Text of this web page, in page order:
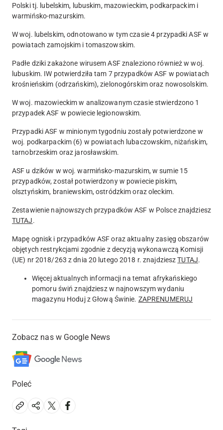
Polski tj. lubelskim, lubuskim, mazowieckim, podkarpackim i
warmińsko-mazurskim.
W woj. lubelskim, odnotowano w tym czasie 4 przypadki ASF w
powiatach zamojskim i tomaszowskim.
Padłe dziki zakażone wirusem ASF znaleziono również w woj.
lubuskim. IW potwierdziła tam 7 przypadków ASF w powiatach
krośnieńskim (odrzańskim), zielonogórskim oraz nowosolskim.
W woj. mazowieckim w analizowanym czasie stwierdzono 1
przypadek ASF w powiecie legionowskim.
Przypadki ASF w minionym tygodniu zostały potwierdzone w
woj. podkarpackim (6) w powiatach lubaczowskim, niżańskim,
tarnobrzeskim oraz jarosławskim.
ASF u dzików w woj. warmińsko-mazurskim, w sumie 15
przypadków, został potwierdzony w powiecie piskim,
olsztyńskim, braniewskim, ostródzkim oraz oleckim.
Zestawienie najnowszych przypadków ASF w Polsce znajdziesz
TUTAJ.
Mapę ognisk i przypadków ASF oraz aktualny zasięg obszarów
objętych restrykcjami zgodnie z decyzją wykonawczą Komisji
(UE) nr 2018/263 z dnia 20 lutego 2018 r. znajdziesz TUTAJ.
Więcej aktualnych informacji na temat afrykańskiego
pomoru świń znajdziesz w najnowszym wydaniu
magazynu Hoduj z Głową Świnie. ZAPRENUMERUJ
Zobacz nas w Google News
Poleć